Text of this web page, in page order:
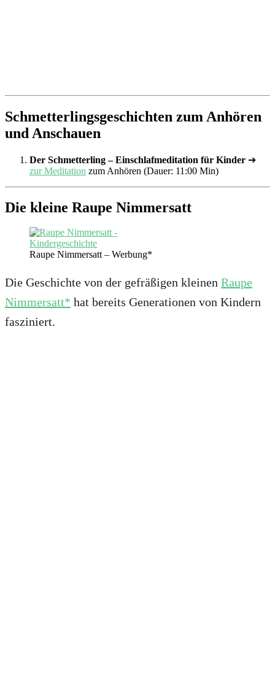
Schmetterlingsgeschichten zum Anhören
und Anschauen
Der Schmetterling – Einschlafmeditation für Kinder ➔
zur Meditation zum Anhören (Dauer: 11:00 Min)
Die kleine Raupe Nimmersatt
Raupe Nimmersatt – Werbung*
Die Geschichte von der gefräßigen kleinen Raupe
Nimmersatt* hat bereits Generationen von Kindern
fasziniert.